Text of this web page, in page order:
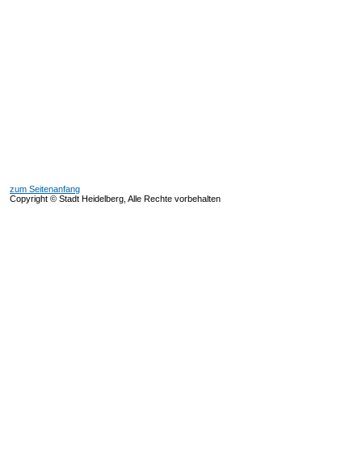
zum Seitenanfang
Copyright © Stadt Heidelberg, Alle Rechte vorbehalten